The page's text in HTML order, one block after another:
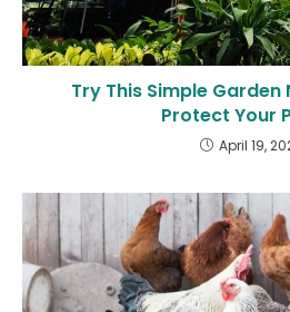
Try This Simple
Protect Your
April 19,